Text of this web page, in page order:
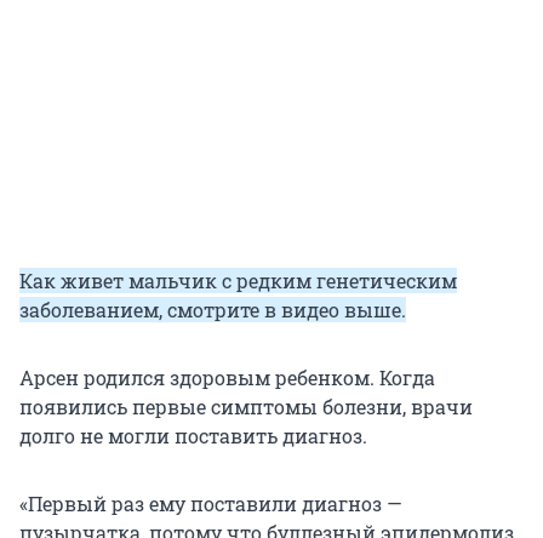
Как живет мальчик с редким генетическим
заболеванием, смотрите в видео выше.
Арсен родился здоровым ребенком. Когда
появились первые симптомы болезни, врачи
долго не могли поставить диагноз.
«Первый раз ему поставили диагноз —
пузырчатка, потому что буллезный эпидермолиз